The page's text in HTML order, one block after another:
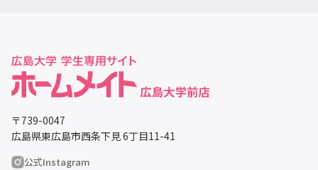
〒739-0047
広島県東広島市西条下見 6丁目11-41
公式Instagram